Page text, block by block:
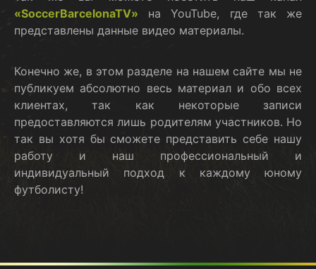
«SoccerBarcelonaTV» на YouTube, где так же
представлены данные видео материалы.
Конечно же, в этом разделе на нашем сайте мы не
публикуем абсолютно весь материал и обо всех
клиентах, так как некоторые записи
предоставляются лишь родителям участников. Но
так вы хотя бы сможете представить себе нашу
работу и наш профессиональный и
индивидуальный подход к каждому юному
футболисту!